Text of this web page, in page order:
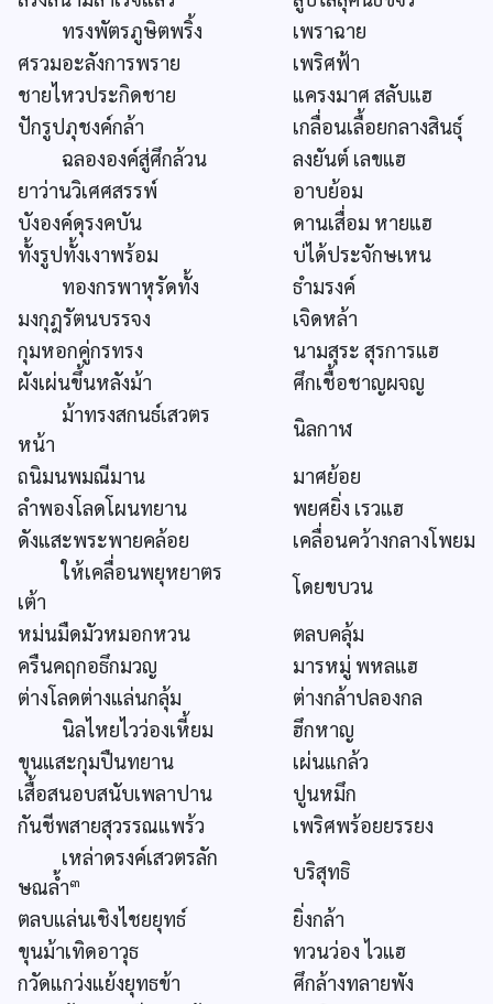
ทรงพัตรภูษิตพริ้ง
เพราฉาย
ศรวมอะลังการพราย
เพริศฟ้า
ชายไหวประกิดชาย
แครงมาศ สลับแฮ
ปักรูปภุชงค์กล้า
เกลื่อนเลื้อยกลางสินธุ์
ฉลององค์สู่ศึกล้วน
ลงยันต์ เลขแฮ
ยาว่านวิเศศสรรพ์
อาบย้อม
บังองค์ดุรงคบัน
ดานเสื่อม หายแฮ
ทั้งรูปทั้งเงาพร้อม
บ่ได้ประจักษเหน
ทองกรพาหุรัดทั้ง
ธำมรงค์
มงกุฎรัตนบรรจง
เจิดหล้า
กุมหอกคู่กรทรง
นามสุระ สุรการแฮ
ผังเผ่นขึ้นหลังม้า
ศึกเชื้อชาญผจญ
ม้าทรงสกนธ์เสวตร
หน้า
นิลกาฬ
ถนิมนพมณีมาน
มาศย้อย
ลำพองโลดโผนทยาน
พยศยิ่ง เรวแฮ
ดังแสะพระพายคล้อย
เคลื่อนคว้างกลางโพยม
ให้เคลื่อนพยุหยาตร
เต้า
โดยขบวน
หม่นมืดมัวหมอกหวน
ตลบคลุ้ม
ครืนคฤกอธึกมวญ
มารหมู่ พหลแฮ
ต่างโลดต่างแล่นกลุ้ม
ต่างกล้าปลองกล
นิลไหยไวว่องเหี้ยม
ฮึกหาญ
ขุนแสะกุมปืนทยาน
เผ่นแกล้ว
เสื้อสนอบสนับเพลาปาน
ปูนหมึก
กันชีพสายสุวรรณแพร้ว
เพริศพร้อยยรรยง
เหล่าดรงค์เสวตรลัก
ษณล้ำ๓
บริสุทธิ
ตลบแล่นเชิงไชยยุทธ์
ยิ่งกล้า
ขุนม้าเทิดอาวุธ
ทวนว่อง ไวแฮ
กวัดแกว่งแย้งยุทธข้า
ศึกล้างทลายพัง